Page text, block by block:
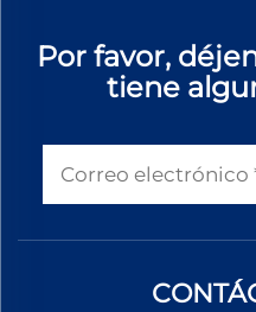
Por favor,
tiene